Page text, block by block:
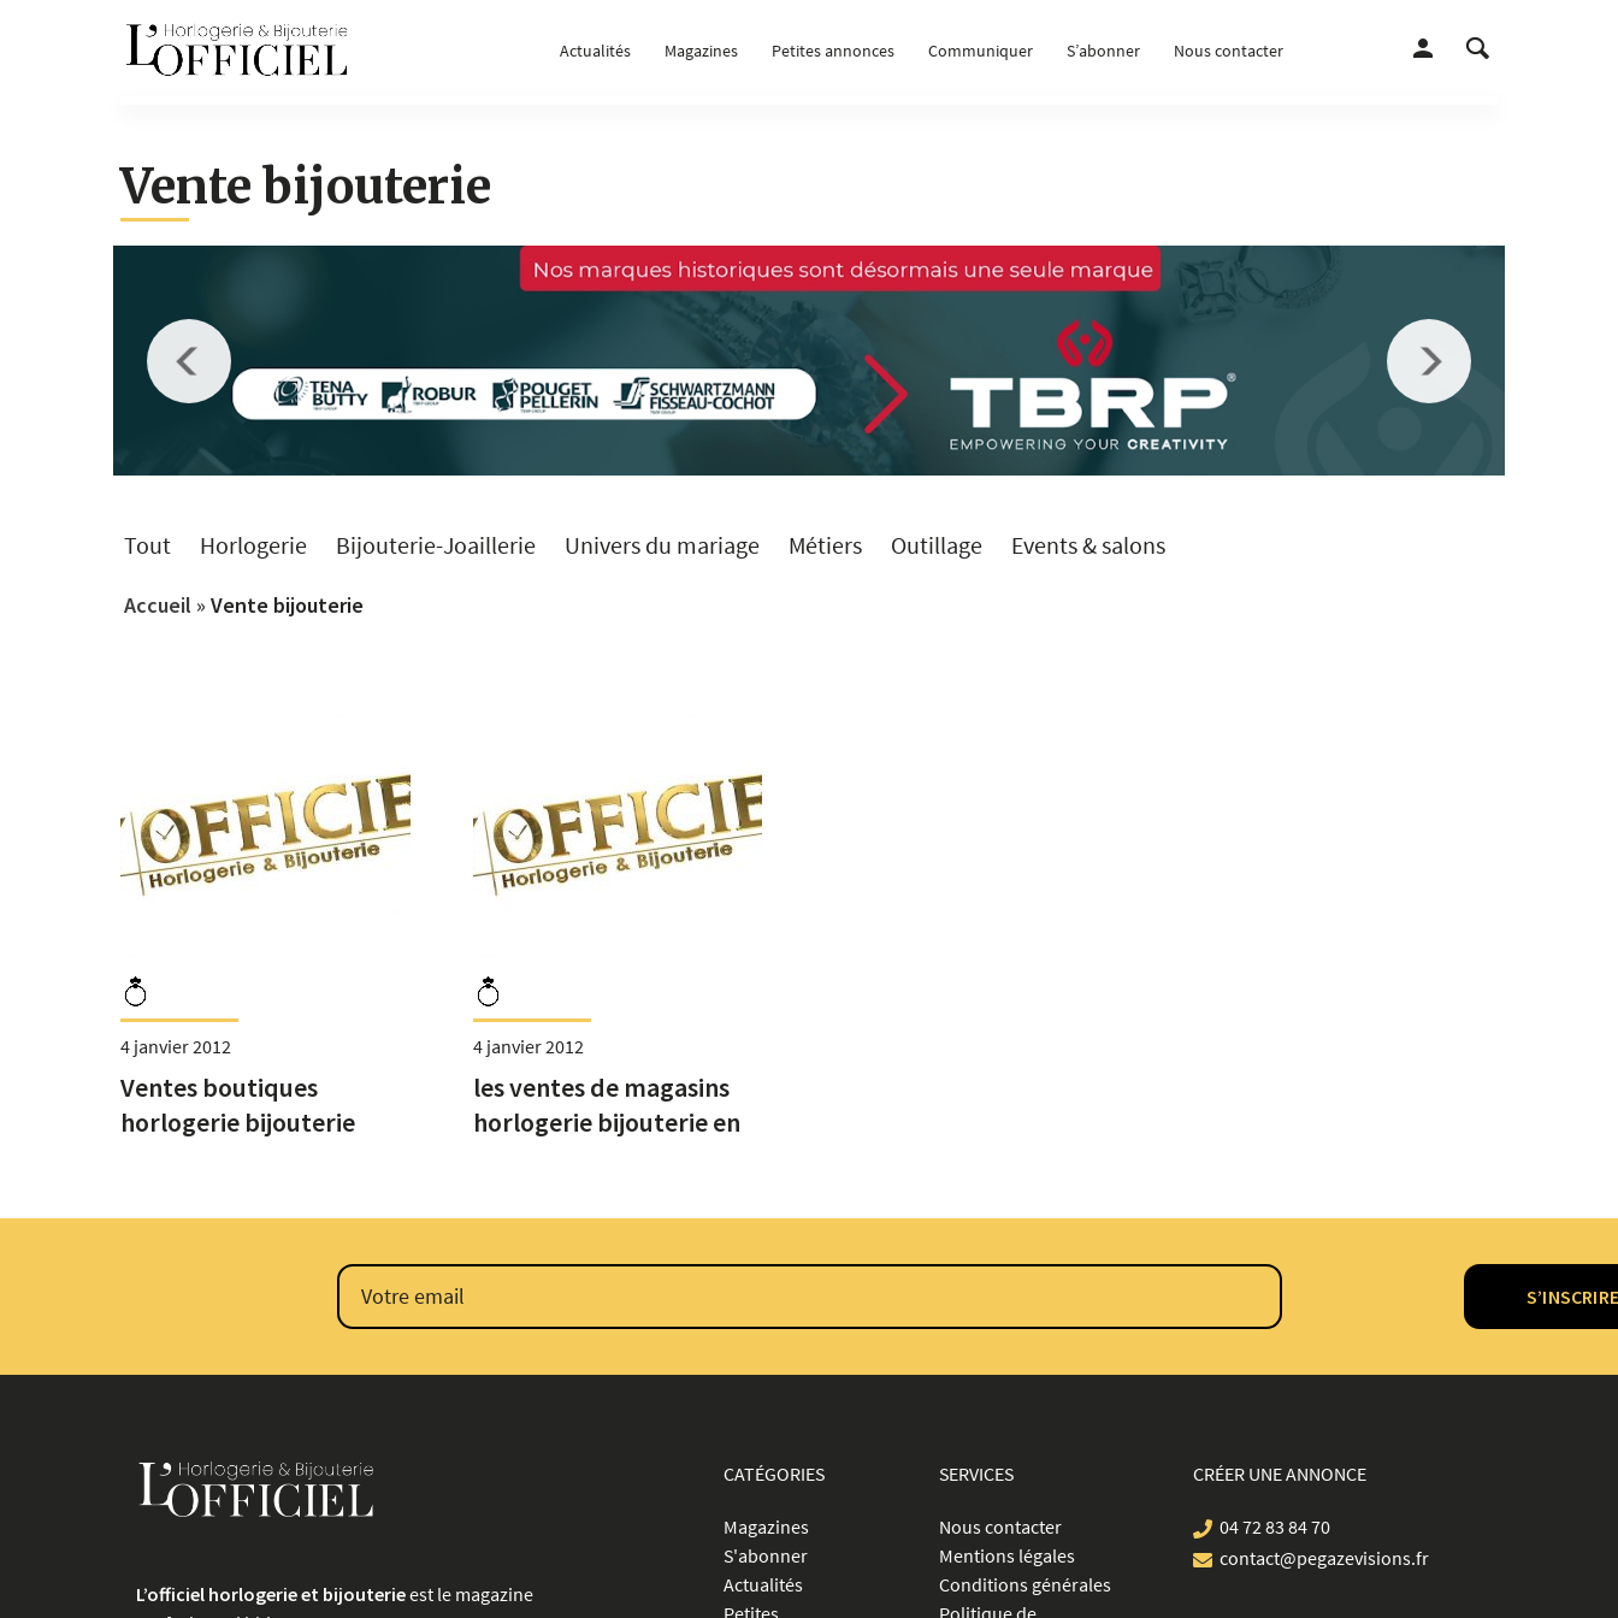
Actualités Magazines Petites annonces Communiquer S’abonner Nous contacter
Vente bijouterie
Tout Horlogerie Bijouterie-Joaillerie Univers du mariage Métiers Outillage Events & salons
Accueil » Vente bijouterie
4 janvier 2012
Ventes boutiques
horlogerie bijouterie
4 janvier 2012
les ventes de magasins
horlogerie bijouterie en
L’officiel horlogerie et bijouterieest le magazine
CATÉGORIES
Magazines
S'abonner
Actualités
SERVICES
Nous contacter
Mentions légales
Conditions générales
CRÉER UNE ANNONCE
04 72 83 84 70
contact@pegazevisions.fr